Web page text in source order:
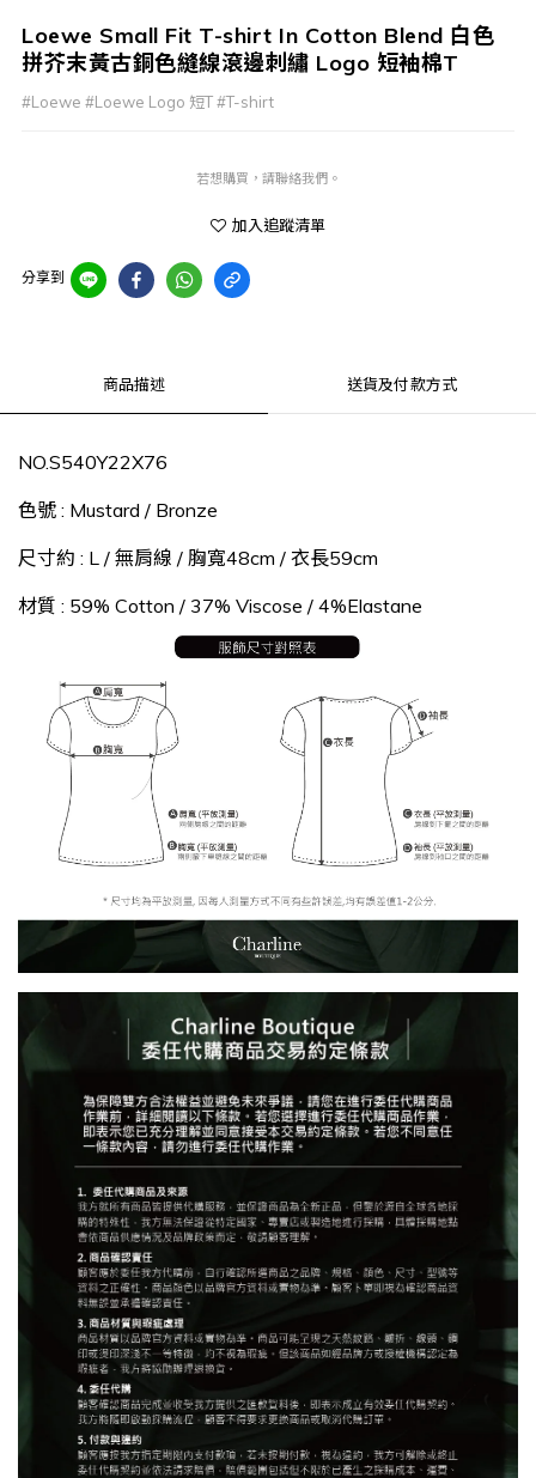
Loewe Small Fit T-shirt In Cotton Blend 白色
拼芥末黃古銅色縫線滾邊刺繡 Logo 短袖棉T
#Loewe #Loewe Logo 短T #T-shirt
若想購買，請聯絡我們。
加入追蹤清單
分享到
商品描述 送貨及付款方式
NO.‎S540Y22X76
色號 : Mustard / Bronze
尺寸約 : L / 無肩線 / 胸寬48cm / 衣長59cm
材質 : 59% Cotton / 37% Viscose / 4%Elastane